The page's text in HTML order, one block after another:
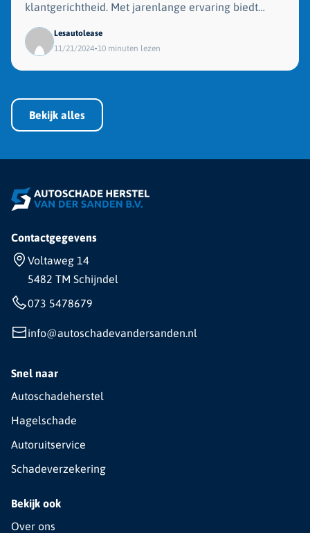
klantgerichtheid. Met jarenlange ervaring biedt
Lesautolease
11/21/2024•10 minuten lezen
Bekijk alles
Contactgegevens
Voltaweg 14
5482 TM Schijndel
073 5478679
info@autoschadevandersanden.nl
Snel naar
Autoschadeherstel
Hagelschade
Autoruitservice
Schadeverzekering
Bekijk ook
Over ons